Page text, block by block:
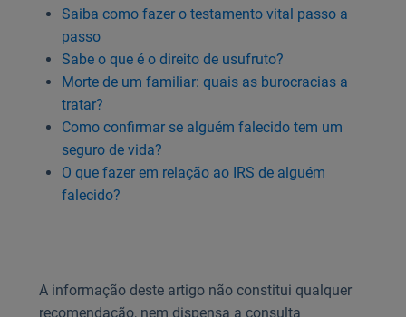
Saiba como fazer o testamento vital passo a
passo
Sabe o que é o direito de usufruto?
Morte de um familiar: quais as burocracias a
tratar?
Como confirmar se alguém falecido tem um
seguro de vida?
O que fazer em relação ao IRS de alguém
falecido?
A informação deste artigo não constitui qualquer
recomendação, nem dispensa a consulta